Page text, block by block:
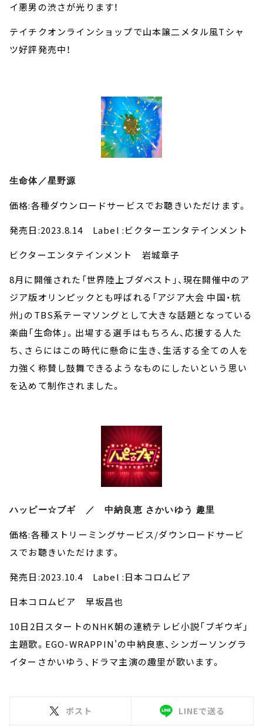
イ悪男の渋さが光ります！
テイチクオンラインショップで山本譲二メタル風Tシャ
ツ好評発売中！
生命体／星野源
価格:各種ダウンロードサービスでお聴きいただけます。
発売日:2023.8.14 Label :ビクターエンタテインメント
ビクターエンタテインメント 岩城章子
8月に開催された「世界陸上ブダペスト」、現在開催中のア
ジア版オリンピックとも呼ばれる「アジア大会 中国・杭
州」のTBS系テーマソングとして大きな話題となっている
楽曲「生命体」。出場する選手はもちろん、応援する人た
ち、さらにはこの時代に懸命に生き、生活する全ての人を
力強く称賛し鼓舞できるようなものにしたいという思い
を込めて制作されました。
ハッピー☆ブギ ／ 中納良恵 さかいゆう 趣里
価格:各種ストリーミングサービス/ダウンロードサービ
スでお聴きいただけます。
発売日:2023.10.4 Label :日本コロムビア
日本コロムビア 早坂昌也
10日2日スタートのNHK朝の連続テレビ小説「ブギウギ」
主題歌。EGO-WRAPPIN'の中納良恵、シンガーソングラ
イターさかいゆう、ドラマ主演の趣里が歌います。
ポスト LINEで送る